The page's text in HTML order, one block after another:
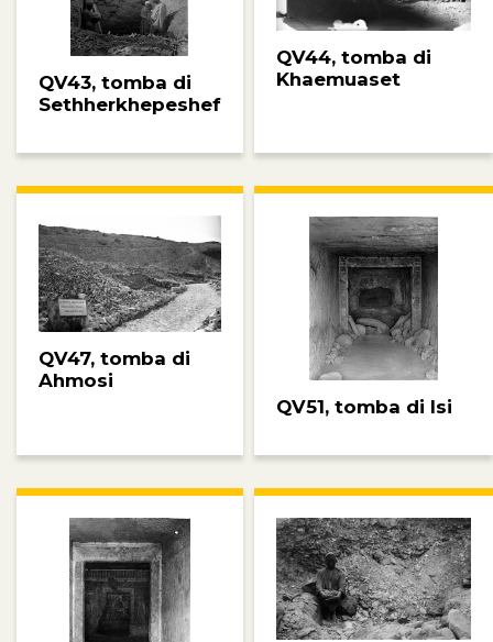
QV43, tomba di
Sethherkhepeshef
QV44, tomba di
Khaemuaset
QV47, tomba di
Ahmosi
QV51, tomba di Isi